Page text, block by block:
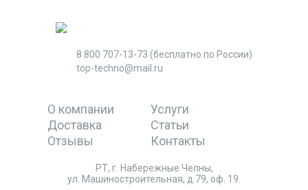
8 800 707-13-73 (бесплатно по России)
top-techno@mail.ru
О компании
Услуги
Доставка
Статьи
Отзывы
Контакты
РТ, г. Набережные Челны,
ул. Машиностроительная, д.79, оф. 19.